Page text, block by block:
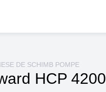
DE SCHIMB POMPE
HCP 4200